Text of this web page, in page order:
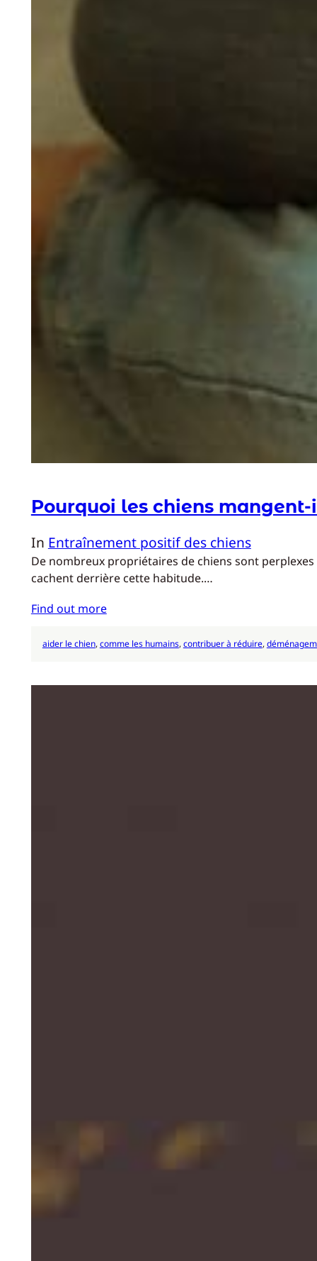
Pourquoi les chiens
In Entraînement positif des chiens
De nombreux propriétaires de chiens sont
cachent derrière cette habitude.…
Find out more
aider le chien, comme les humains, contribuer à réduire,